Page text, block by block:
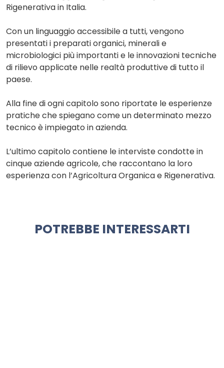
Rigenerativa in Italia.
Con un linguaggio accessibile a tutti, vengono
presentati i preparati organici, minerali e
microbiologici più importanti e le innovazioni tecniche
di rilievo applicate nelle realtà produttive di tutto il
paese.
Alla fine di ogni capitolo sono riportate le esperienze
pratiche che spiegano come un determinato mezzo
tecnico è impiegato in azienda.
L’ultimo capitolo contiene le interviste condotte in
cinque aziende agricole, che raccontano la loro
esperienza con l’Agricoltura Organica e Rigenerativa.
POTREBBE INTERESSARTI